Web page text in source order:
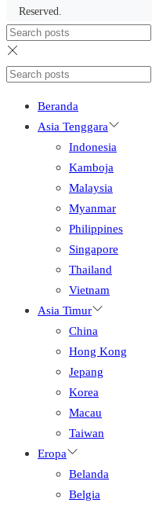
Reserved.
Beranda
Asia Tenggara
Indonesia
Kamboja
Malaysia
Myanmar
Philippines
Singapore
Thailand
Vietnam
Asia Timur
China
Hong Kong
Jepang
Korea
Macau
Taiwan
Eropa
Belanda
Belgia